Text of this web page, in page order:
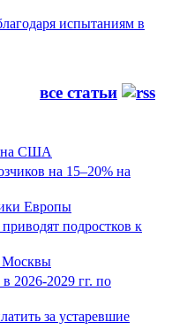
испытаниям в
все статьи
на США
на 15–20% на
Европы
подростков к
Москвы
2026-2029 гг. по
за устаревшие